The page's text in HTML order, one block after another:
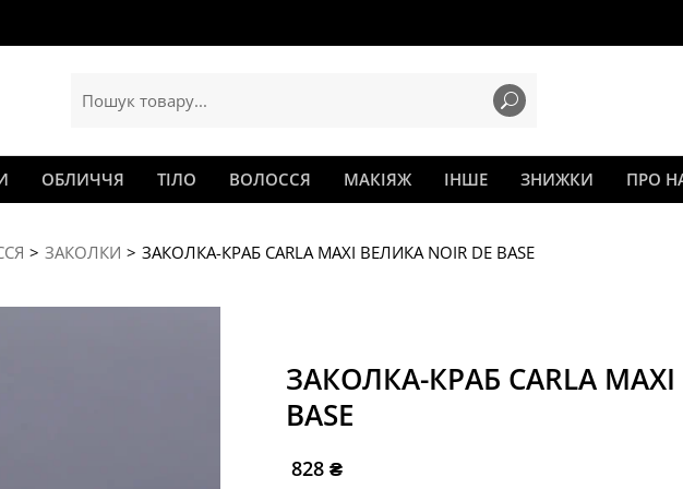
ОБЛИЧЧЯ ТІЛО ВОЛОССЯ МАКІЯЖ ІНШЕ ЗНИЖКИ ПРО
ЗАКОЛКИ ЗАКОЛКА-КРАБ CARLA MAXI ВЕЛИКА NOIR DE BASE
ЗАКОЛКА-КРАБ CARLA
BASE
828 ₴